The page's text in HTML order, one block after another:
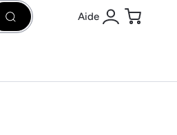
Rechercher Aide
Se connecter
Panier